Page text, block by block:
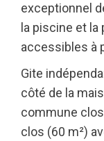
exceptionnel
la piscine et
accessibles à
Gite
côté de la
commune
clos (60 m²)